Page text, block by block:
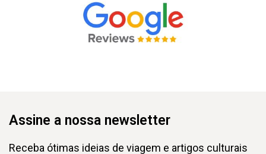
Assine a nossa newsletter
Receba ótimas ideias de viagem e artigos culturais